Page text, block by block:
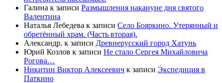
Галина к записи Размышления накануне дня святого
Валентина
Наталья Лебедева к записи Село Бояркино. Утерянный и
обретённый храм. (Часть вторая).
Александр. к записи Древнерусский город Хатунь
Юрий Козлов к записи Не стало Сергея Михайловича
Рогова…
Никитин Виктор Алексеевич к записи Экспедиция в
Паткино